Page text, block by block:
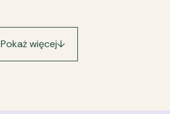
Pokaż więcej↓